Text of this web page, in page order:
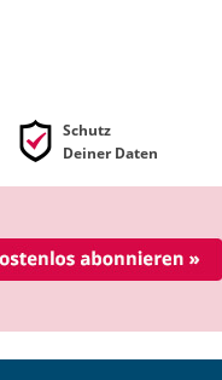
Schutz
Deiner Daten